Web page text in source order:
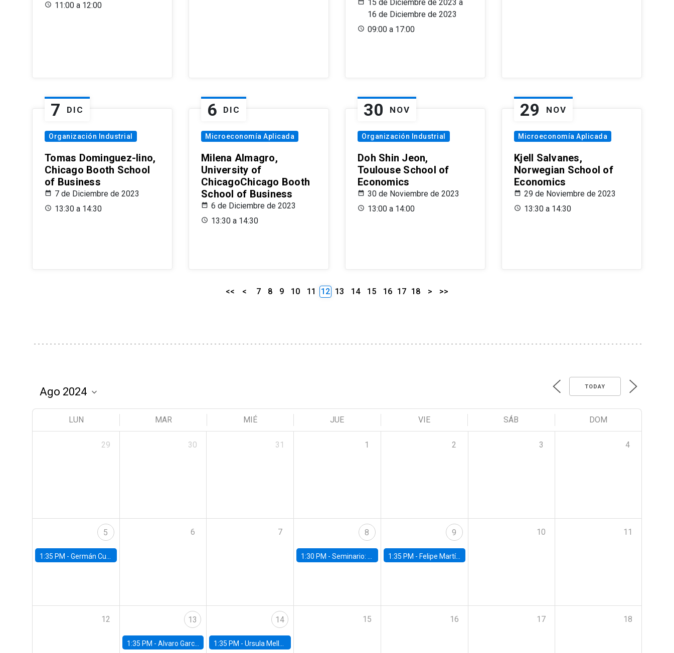
11:00 a 12:00
15 de Diciembre de 2023 a
16 de Diciembre de 2023
09:00 a 17:00
7 DIC
Organización Industrial
Tomas Dominguez-Iino,
Chicago Booth School
of Business
7 de Diciembre de 2023
13:30 a 14:30
6 DIC
Microeconomía Aplicada
Milena Almagro,
University of
ChicagoChicago Booth
School of Business
6 de Diciembre de 2023
13:30 a 14:30
30 NOV
Organización Industrial
Doh Shin Jeon,
Toulouse School of
Economics
30 de Noviembre de 2023
13:00 a 14:00
29 NOV
Microeconomía Aplicada
Kjell Salvanes,
Norwegian School of
Economics
29 de Noviembre de 2023
13:30 a 14:30
<< < 7 8 9 10 11 12 13 14 15 16 17 18 > >>
TODAY
LUN MAR MIÉ JUE VIE SÁB DOM
29 30 31 1 2 3 4
5
1:35 PM - Germán Cubas, University of Houston
6 7 8
1:30 PM -Seminario: “Recuperando la humanidad para progresar en la era de la IA»
9
1:35 PM - Felipe Martínez, alumno Doctorado en Economía UC
10 11
12 13
1:35 PM - Alvaro Garcia-Marin, Universidad de Los Andes
14
1:35 PM -Ursula Mello, Insper - Institute of Education and Research
15 16 17 18